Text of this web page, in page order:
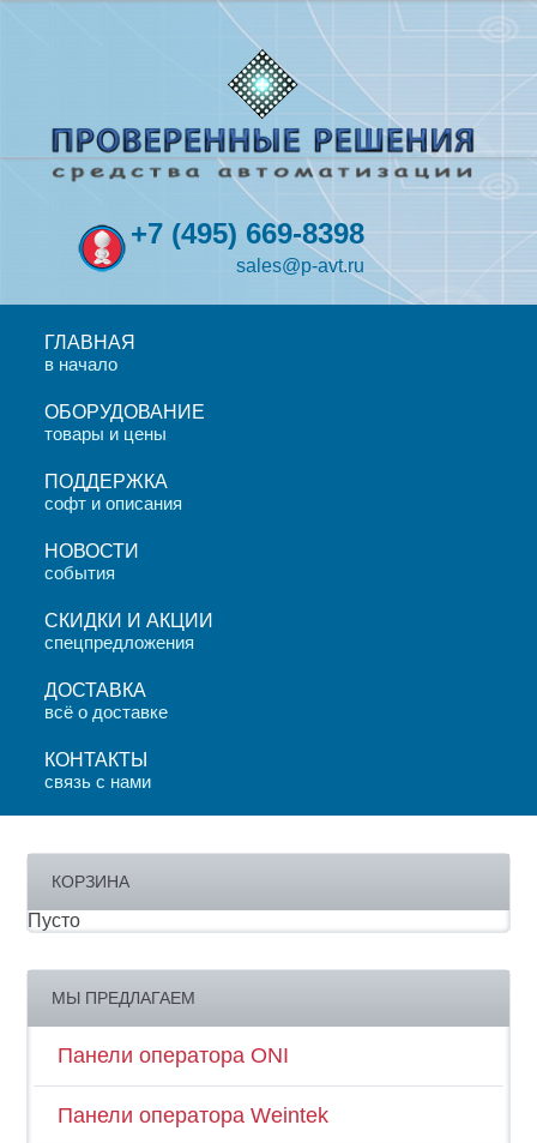
+7 (495) 669-8398
sales@p-avt.ru
ГЛАВНАЯ
в начало
ОБОРУДОВАНИЕ
товары и цены
ПОДДЕРЖКА
софт и описания
НОВОСТИ
события
СКИДКИ И АКЦИИ
спецпредложения
ДОСТАВКА
всё о доставке
КОНТАКТЫ
связь с нами
КОРЗИНА
Пусто
МЫ ПРЕДЛАГАЕМ
Панели оператора ONI
Панели оператора Weintek